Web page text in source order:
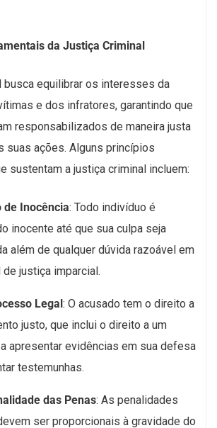
da Justiça Criminal
busca equilibrar os interesses da
e dos infratores, garantindo que
responsabilizados de maneira justa
suas ações. Alguns princípios
sustentam a justiça criminal incluem:
de Inocência: Todo indivíduo é
inocente até que sua culpa seja
além de qualquer dúvida razoável em
de justiça imparcial.
Legal: O acusado tem o direito a
justo, que inclui o direito a um
apresentar evidências em sua defesa
testemunhas.
das Penas: As penalidades
ser proporcionais à gravidade do